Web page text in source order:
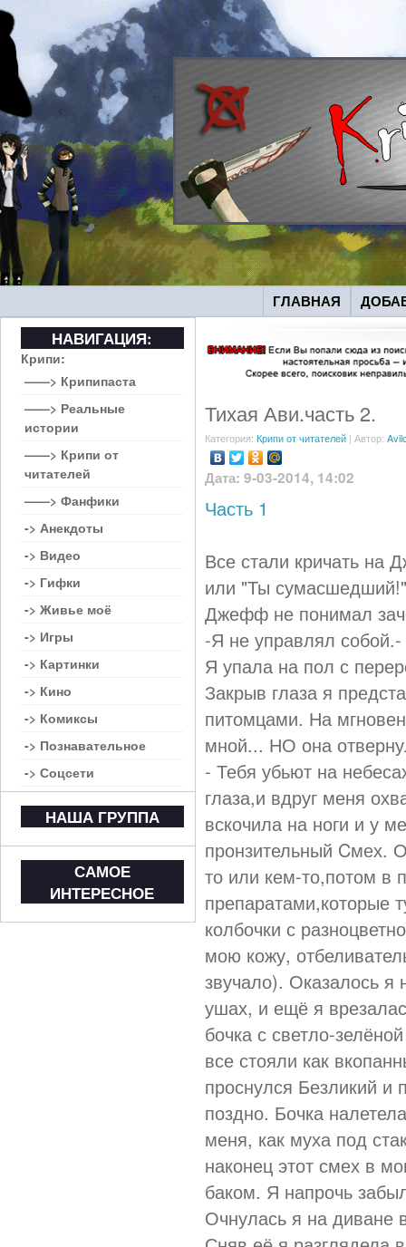
ГЛАВНАЯ
Тихая Ави.часть 2.
Категория: Крипи от читателей | Автор:
Дата: 9-03-2014, 14:02
Часть 1
Все стали кричать на
или "Ты
Джефф не понимал
-Я не управлял собой.-
Я упала на пол с
Закрыв глаза я
питомцами. На
мной... НО она
- Тебя убьют на
глаза,и вдруг меня
вскочила на ноги и у
пронзительный Cмех.
то или кем-то,потом в
препаратами,которые
колбочки с
мою кожу,
звучало). Оказалось я
ушах, и ещё я
бочка с светло-
все стояли как
проснулся Безликий и
поздно. Бочка
меня, как муха под
наконец этот смех в
баком. Я напрочь
Очнулась я на диване
НАВИГАЦИЯ:
Крипи:
——> Крипипаста
——> Реальные
истории
——> Крипи от
читателей
——> Фанфики
-> Анекдоты
-> Видео
-> Гифки
-> Живье моё
-> Игры
-> Картинки
-> Кино
-> Комиксы
-> Познавательное
-> Соцсети
НАША ГРУППА
САМОЕ
ИНТЕРЕСНОЕ